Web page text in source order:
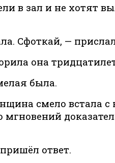
в зал и не хотят
Сфоткай, —
она
была.
смело встала с
мгновений
ответ.